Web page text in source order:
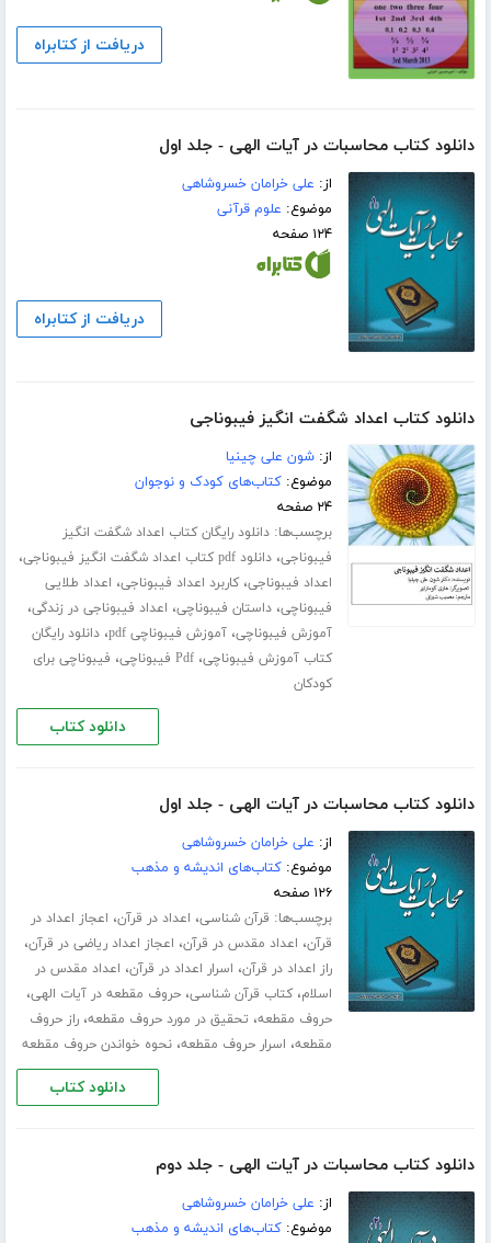
دریافت از کتابراه
دانلود کتاب محاسبات در آیات الهی - جلد اول
از: علی خرامان خسروشاهی
موضوع: علوم قرآنی
۱۲۴ صفحه
دریافت از کتابراه
دانلود کتاب اعداد شگفت انگیز فیبوناجی
از:شون علی چینیا
موضوع:کتاب‌های کودک و نوجوان
۲۴ صفحه
برچسب‌ها:دانلود رایگان کتاب اعداد شگفت انگیز
فیبوناجی،دانلود pdf کتاب اعداد شگفت انگیز فیبوناجی ،
اعداد فیبوناجی،کاربرد اعداد فیبوناجی، اعداد طلایی
فیبوناچی،داستان فیبوناچی، اعداد فیبوناجی در زندگی،
آموزش فیبوناچی،آموزش فیبوناچی pdf ،دانلود رایگان
کتاب آموزش فیبوناچی،Pdf فیبوناچی ، فیبوناچی برای
کودکان
دانلود کتاب
دانلود کتاب محاسبات در آیات الهی - جلد اول
از: علی خرامان خسروشاهی
موضوع:کتاب‌های اندیشه و مذهب
۱۲۶ صفحه
برچسب‌ها: قرآن شناسی، اعداد در قرآن، اعجاز اعداد در
قرآن، اعداد مقدس در قرآن، اعجاز اعداد ریاضی در قرآن،
راز اعداد در قرآن، اسرار اعداد در قرآن، اعداد مقدس در
اسلام،کتاب قرآن شناسی،حروف مقطعه در آیات الهی،
حروف مقطعه، تحقیق در مورد حروف مقطعه،راز حروف
مقطعه، اسرار حروف مقطعه،نحوه خواندن حروف مقطعه
دانلود کتاب
دانلود کتاب محاسبات در آیات الهی - جلد دوم
از: علی خرامان خسروشاهی
موضوع:کتاب‌های اندیشه و مذهب